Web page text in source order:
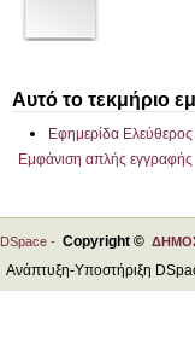
Αυτό το τεκμήριο
Εφημερίδα
Εμφάνιση απλής εγγραφής
DSpace - Copyright ©
Ανάπτυξη-Υποστήριξη